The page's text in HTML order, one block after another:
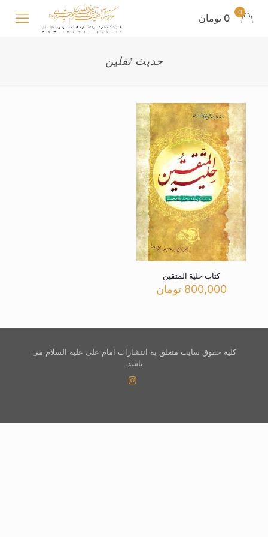
0 0 تومان
حدیث ثقلین
کتاب حلیة المتقین
800,000 تومان
کلیه حقوق سایت متعلق به انتشارات امام علی علیه السلام می
باشد.